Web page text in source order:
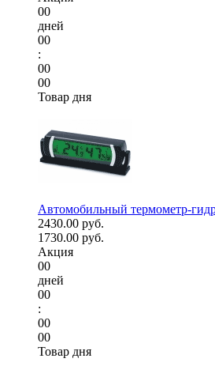
00
дней
00
:
00
00
Товар дня
Автомобильный термометр-
2430.00 руб.
1730.00 руб.
Акция
00
дней
00
:
00
00
Товар дня